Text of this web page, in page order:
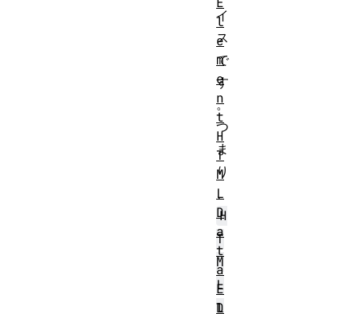
イ
ス
で
す
。
つ
ま
り
、
H
T
M
L
D
l
e
m
e
n
t
H
T
M
L
D
a
t
a
E
l